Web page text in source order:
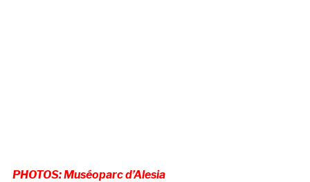
PHOTOS: Muséoparc d’Alesia